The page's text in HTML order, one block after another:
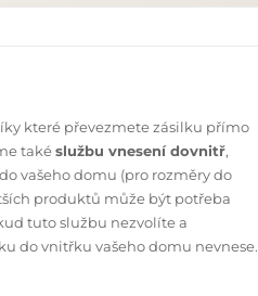
které převezmete zásilku přímo
takéslužbu vnesení dovnitř,
vašeho domu (pro rozměry do
produktů může být potřeba
tuto službu nezvolíte a
do vnitřku vašeho domu nevnese.